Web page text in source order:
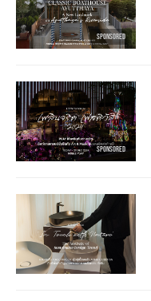
SPONSORED
SPONSORED